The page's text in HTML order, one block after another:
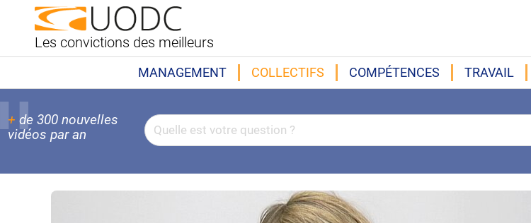
Les convictions des meilleurs
MANAGEMENT COLLECTIFS COMPÉTENCES TRAVAIL
+ de 300 nouvelles
vidéos par an